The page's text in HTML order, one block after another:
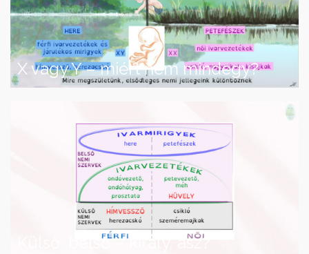
X vagy Y – miért nem mindegy?
Külső, belső – király, ász?